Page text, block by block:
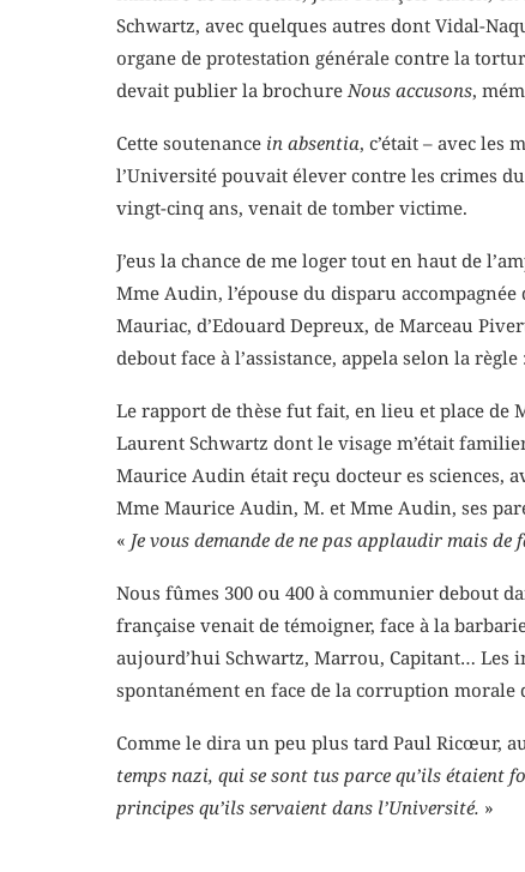
Schwartz, avec quelques autres dont Vidal-
organe de protestation générale contre la
devait publier la brochureNous accusons,
Cette soutenance in absentia, c’était – avec
l’Université pouvait élever contre les crimes
vingt-cinq ans, venait de tomber victime.
J’eus la chance de me loger tout en haut de
Mme Audin, l’épouse du disparu
Mauriac, d’Edouard Depreux, de Marceau
debout face à l’assistance, appela selon la règle
Le rapport de thèse fut fait, en lieu et place de
Laurent Schwartz dont le visage m’était
Maurice Audin était reçu docteur es sciences,
Mme Maurice Audin, M. et Mme Audin, ses
« Je vous demande de ne pas applaudir mais de
Nous fûmes 300 ou 400 à communier debout
française venait de témoigner, face à la
aujourd’hui Schwartz, Marrou, Capitant…
spontanément en face de la corruption
Comme le dira un peu plus tard Paul Ricœur,
temps nazi, qui se sont tus parce qu’ils étaient
principes qu’ils servaient dans l’Université. »